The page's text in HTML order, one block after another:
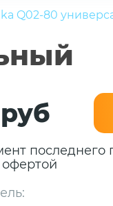
Q02-80
последнего
офертой